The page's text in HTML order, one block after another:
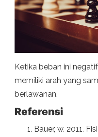
Ketika beban ini
memiliki arah yang
berlawanan.
Referensi
Bauer, w. 2011.